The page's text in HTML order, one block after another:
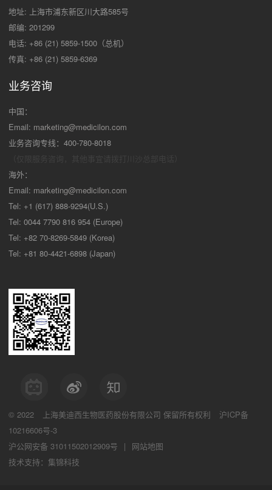
地址: 上海市浦东新区川大路585号
邮编: 201299
电话: +86 (21) 5859-1500（总机）
传真: +86 (21) 5859-6369
业务咨询
中国：
Email: marketing@medicilon.com
业务咨询专线：400-780-8018
海外：
Email: marketing@medicilon.com
Tel: +1 (617) 888-9294(U.S.)
Tel: 0044 7790 816 954 (Europe)
Tel: +82 70-8269-5849 (Korea)
Tel: +81 80-4421-6898 (Japan)
© 2022 上海美迪西生物医药股份有限公司 保留所有权利
沪ICP备
10216606号-3
沪公网安备 31011502012909号
|
网站地图
技术支持：集锦科技